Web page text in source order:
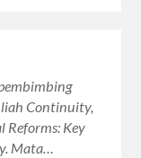
Continuity,
Key
Mata…